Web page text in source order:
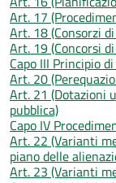
Art. 17
Art. 18 (Consorzi
Art. 19 (Concorsi
Capo III Principio
Art. 20
Art. 21 (Dotazioni
pubblica)
Capo IV
Art. 22 (Varianti
piano delle
Art. 23 (Varianti